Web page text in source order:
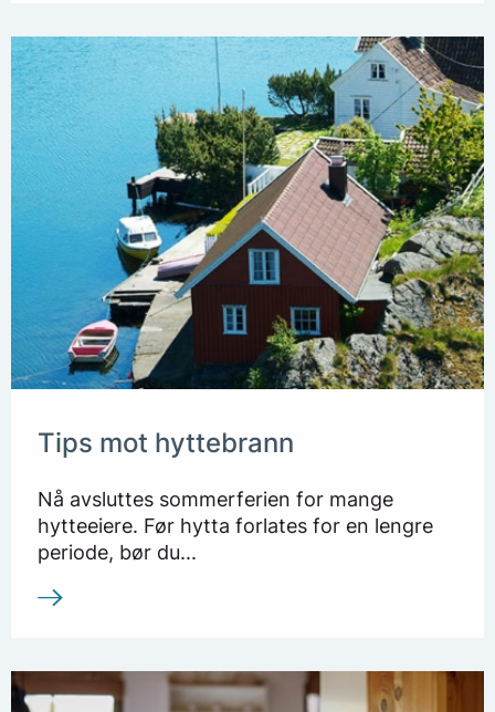
Tips mot hyttebrann
Nå avsluttes sommerferien for mange
hytteeiere. Før hytta forlates for en lengre
periode, bør du...